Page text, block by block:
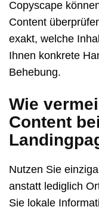
Copyscape
Content
exakt, welche
Ihnen konkrete
Behebung.
Wie
Content
Nutzen Sie
anstatt lediglich
Sie lokale